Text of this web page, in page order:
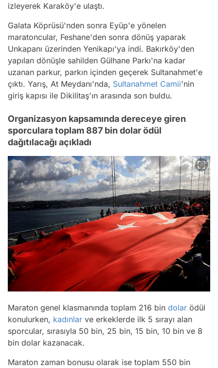
izleyerek Karaköy'e ulaştı.
Galata Köprüsü'nden sonra Eyüp'e yönelen
maratoncular, Feshane'den sonra dönüş yaparak
Unkapanı üzerinden Yenikapı'ya indi. Bakırköy'den
yapılan dönüşle sahilden Gülhane Parkı'na kadar
uzanan parkur, parkın içinden geçerek Sultanahmet'e
çıktı. Yarış, At Meydanı'nda, Sultanahmet Camii'nin
giriş kapısı ile Dikilitaş'ın arasında son buldu.
Organizasyon kapsamında dereceye giren
sporculara toplam 887 bin dolar ödül
dağıtılacağı açıkladı
Maraton genel klasmanında toplam 216 bin dolar ödül
konulurken, kadınlar ve erkeklerde ilk 5 sırayı alan
sporcular, sırasıyla 50 bin, 25 bin, 15 bin, 10 bin ve 8
bin dolar kazanacak.
Maraton zaman bonusu olarak ise toplam 550 bin